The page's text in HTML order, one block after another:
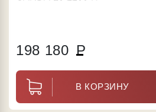
198 180 Р
В КОРЗИНУ